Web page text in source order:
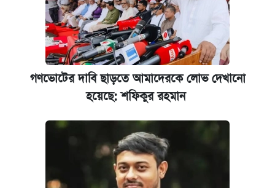
গণভোটের দাবি ছাড়তে আমাদেরকে লোভ দেখানো
হয়েছে: শফিকুর রহমান